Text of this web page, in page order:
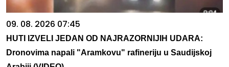
09. 08. 2026 07:45
HUTI IZVELI JEDAN OD NAJRAZORNIJIH UDARA:
Dronovima napali "Aramkovu" rafineriju u Saudijskoj